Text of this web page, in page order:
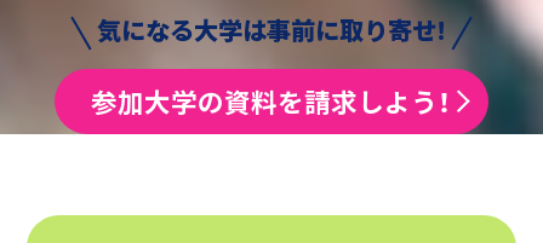
気になる大学は事前に取り寄せ!
参加大学の資料を請求しよう！